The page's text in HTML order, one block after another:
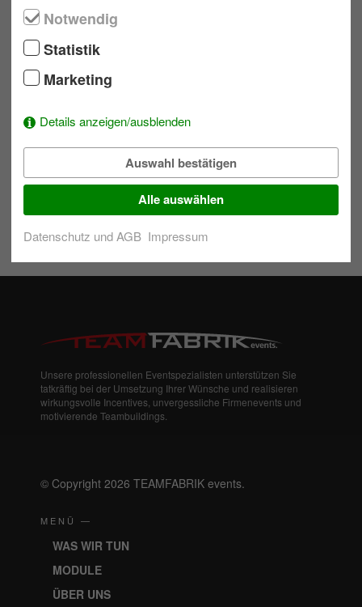
039953 70173
Modul auf
klicken.
Unsere professionellen Eventspezialisten unterstützen Sie
tatkräftig bei der Umsetzung Ihrer Wünsche und realisieren
wirkungsvolle Incentives, unvergessliche Firmenevents und
motivierende Teambuildings.
© Copyright 2026 TEAMFABRIK events.
MENÜ —
WAS WIR TUN
MODULE
ÜBER UNS
Notwendig
Statistik
Marketing
Details anzeigen/ausblenden
Auswahl bestätigen
Alle auswählen
Datenschutz und AGB Impressum